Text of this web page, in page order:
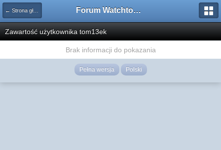
← Strona główna Forum Watchtower
Zawartość użytkownika tom13ek
Brak informacji do pokazania
Pełna wersja Polski